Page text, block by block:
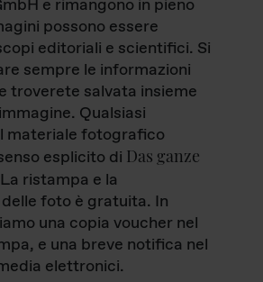
e rimangono in pieno
possono essere
editoriali e scientifici. Si
sempre le informazioni
troverete salvata insieme
Qualsiasi
materiale fotografico
esplicito di Das ganze
ristampa e la
foto è gratuita. In
una copia voucher nel
e una breve notifica nel
elettronici.